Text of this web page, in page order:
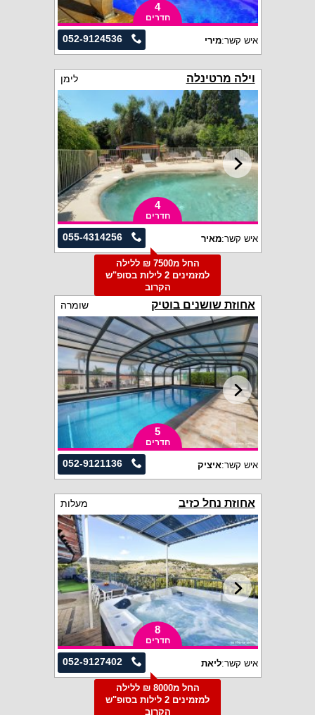
4
חדרים
052-9124536 איש קשר:מירי
וילה מרטינלה לימן
4
חדרים
055-4314256 איש קשר:מאיר
החל מ7500 ₪ ללילה
למזמינים 2 לילות בסופ"ש
הקרוב
אחוזת שושנים בוטיק שומרה
5
חדרים
052-9121136 איש קשר:איציק
אחוזת נחל כזיב מעלות
8
חדרים
052-9127402 איש קשר:ליאת
החל מ8000 ₪ ללילה
למזמינים 2 לילות בסופ"ש
הקרוב